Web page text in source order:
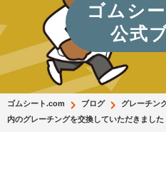
ゴムシ
公式
ゴムシート.com ブログ グレーチン
内のグレーチングを交換していただきました